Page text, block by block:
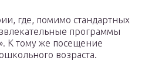
где, помимо стандартных
программы
К тому же посещение
возраста.